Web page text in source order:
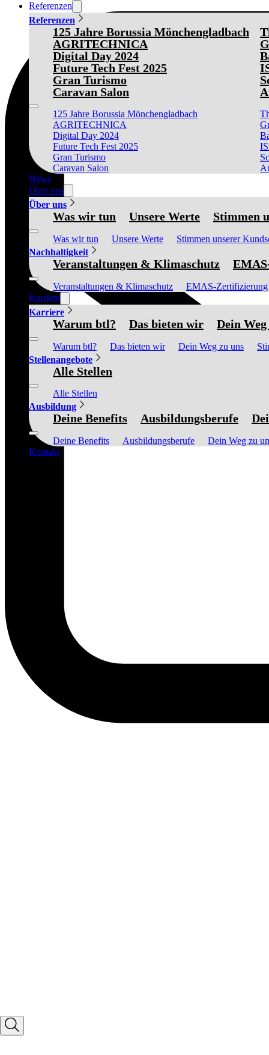
Referenzen
Referenzen
125 Jahre Borussia Mönchengladbach
AGRITECHNICA
Digital Day 2024
Future Tech Fest 2025
Gran Turismo
Caravan Salon
125 Jahre Borussia Mönchengladbach
AGRITECHNICA
Digital Day 2024
Future Tech Fest 2025
Gran Turismo
Caravan Salon
News
Über uns
Über uns
Was wir tun Unsere Werte Stimmen
Was wir tun Unsere Werte
Stimmen unserer
Nachhaltigkeit
Veranstaltungen & Klimaschutz
Veranstaltungen & Klimaschutz
EMAS-Zertifizierung
Karriere
Karriere
Warum btl? Das bieten wir Dein
Warum btl? Das bieten wir Dein Weg zu uns
Stellenangebote
Alle Stellen
Alle Stellen
Ausbildung
Deine Benefits Ausbildungsberufe
Deine Benefits Ausbildungsberufe
Dein Weg zu
Kontakt